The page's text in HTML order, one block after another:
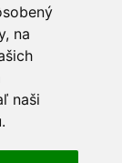
na
naši